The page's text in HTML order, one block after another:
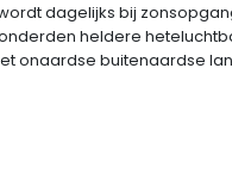
dagelijks bij
heldere
onaardse buitenaardse